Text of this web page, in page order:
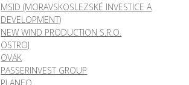
MSID (MORAVSKOSLEZSKÉ INVESTICE A
DEVELOPMENT)
NEW WIND PRODUCTION S.R.O.
OSTROJ
OVAK
PASSERINVEST GROUP